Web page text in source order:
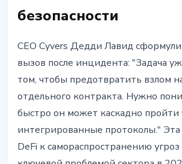
безопасности
CEO Cyvers Дедди Лавид
вызов после инцидента: "Задача
том, чтобы предотвратить взлом
отдельного контракта. Нужно
быстро он может каскадно пройти
интегрированные протоколы." Эта
DeFi к самораспространению угроз